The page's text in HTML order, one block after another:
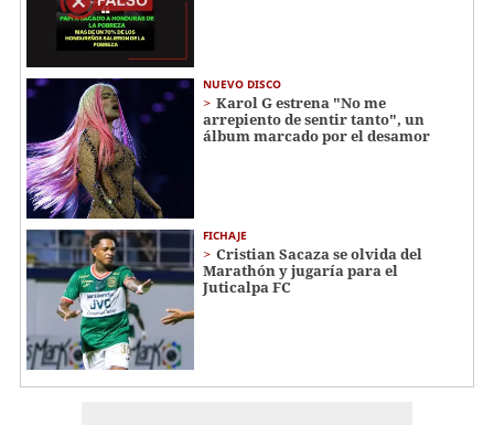
NUEVO DISCO
Karol G estrena "No me
arrepiento de sentir tanto", un
álbum marcado por el desamor
FICHAJE
Cristian Sacaza se olvida del
Marathón y jugaría para el
Juticalpa FC